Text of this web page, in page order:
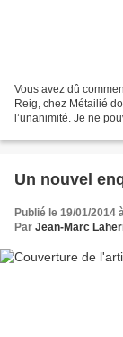
Vous avez dû
Reig, chez Métailié
l’unanimité. Je ne
Un nouvel
Publié le 19/01/2014
Par Jean-Marc